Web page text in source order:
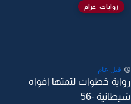
روايات_غرام
قبل عام
رواية خطوات لثمتها افواه
شيطانية -56